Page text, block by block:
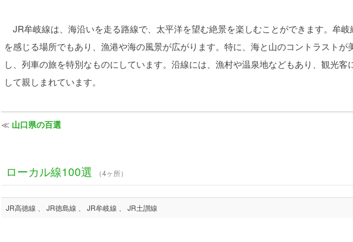
JR牟岐線は、海沿いを走る路線で、太平洋を望む絶景を楽しむことができます。牟
を感じる場所でもあり、漁港や海の風景が広がります。特に、海と山のコントラストが
し、列車の旅を特別なものにしています。沿線には、漁村や温泉地などもあり、観光客
して親しまれています。
≪ 山口県の百選
ローカル線100選 （4ヶ所）
JR高徳線 、 JR徳島線 、 JR牟岐線 、 JR土讃線